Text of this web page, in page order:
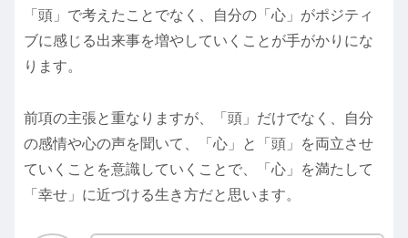
「頭」で考えたことでなく、自分の「心」がポジティ
ブに感じる出来事を増やしていくことが手がかりにな
ります。
前項の主張と重なりますが、「頭」だけでなく、自分
の感情や心の声を聞いて、「心」と「頭」を両立させ
ていくことを意識していくことで、「心」を満たして
「幸せ」に近づける生き方だと思います。